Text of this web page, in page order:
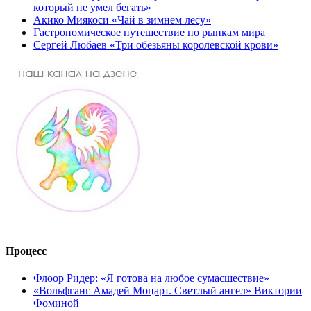
который не умел бегать»
Акико Миякоси «Чай в зимнем лесу»
Гастрономическое путешествие по рынкам мира
Сергей Любаев «Три обезьяны королевской крови»
Процесс
Флоор Ридер: «Я готова на любое сумасшествие»
«Вольфганг Амадей Моцарт. Светлый ангел» Виктории
Фоминой